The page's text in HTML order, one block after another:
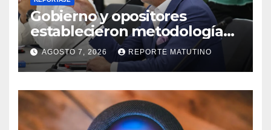
Gobierno y opositores
establecieron metodología
para el proceso de diálogo en
Venezuela
AGOSTO 7, 2026 REPORTE MATUTINO